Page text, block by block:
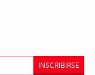
INSCRIBIRSE